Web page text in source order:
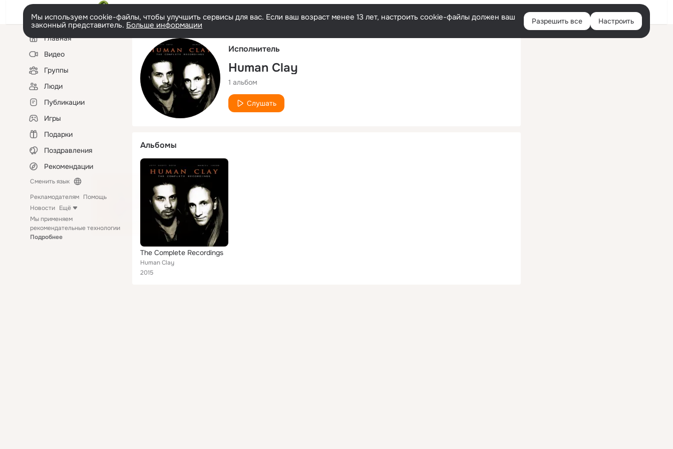
Русский Войти
Мы используем cookie-файлы, чтобы улучшить сервисы для вас. Если ваш возраст менее 13 лет, настроить cookie-файлы должен ваш
законный представитель. Больше информации Разрешить все Настроить
Левая
колонкаГлавная
Видео
Группы
Люди
Публикации
Игры
Подарки
Поздравления
Рекомендации
Сменить язык
Рекламодателям Помощь
Новости Ещё
Мы применяем
рекомендательные технологии
Подробнее
Исполнитель
Human Clay
1 альбом
Слушать
Альбомы
The Complete Recordings
Human Clay
2015